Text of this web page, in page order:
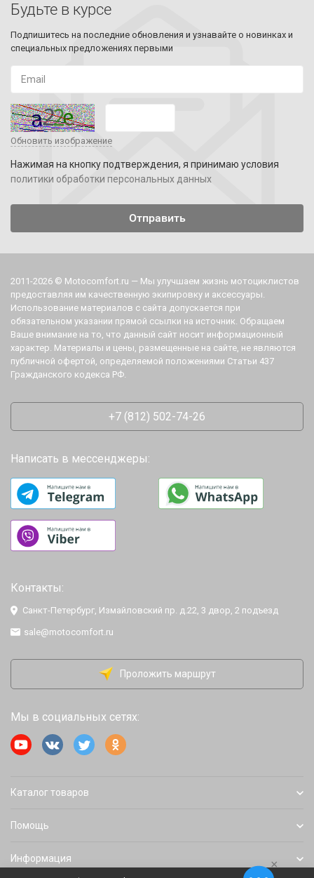
Будьте в курсе
Подпишитесь на последние обновления и узнавайте о новинках и
специальных предложениях первыми
Обновить изображение
Нажимая на кнопку подтверждения, я принимаю условия
политики обработки персональных данных
2011-2026 © Motocomfort.ru — Мы улучшаем жизнь мотоциклистов
предоставляя им качественную экипировку и аксессуары.
Использование материалов с сайта допускается при
обязательном указании прямой ссылки на источник. Обращаем
Ваше внимание на то, что данный сайт носит информационный
характер. Материалы и цены, размещенные на сайте, не являются
публичной офертой, определяемой положениями Статьи 437
Гражданского кодекса РФ.
+7 (812) 502-74-26
Написать в мессенджеры:
Контакты:
Санкт-Петербург, Измайловский пр. д.22, 3 двор, 2 подъезд
sale@motocomfort.ru
Проложить маршрут
Мы в социальных сетях:
Каталог товаров
Помощь
Информация ×